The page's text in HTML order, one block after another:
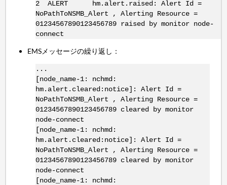
2 ALERT hm.alert.raised: Alert Id =
NoPathToNSMB_Alert , Alerting Resource =
01234567890123456789 raised by monitor node-
connect
EMSメッセージの繰り返し：
...
[node_name-1: nchmd:
hm.alert.cleared:notice]: Alert Id =
NoPathToNSMB_Alert , Alerting Resource =
01234567890123456789 cleared by monitor
node-connect
[node_name-1: nchmd:
hm.alert.cleared:notice]: Alert Id =
NoPathToNSMB_Alert , Alerting Resource =
01234567890123456789 cleared by monitor
node-connect
[node_name-1: nchmd: